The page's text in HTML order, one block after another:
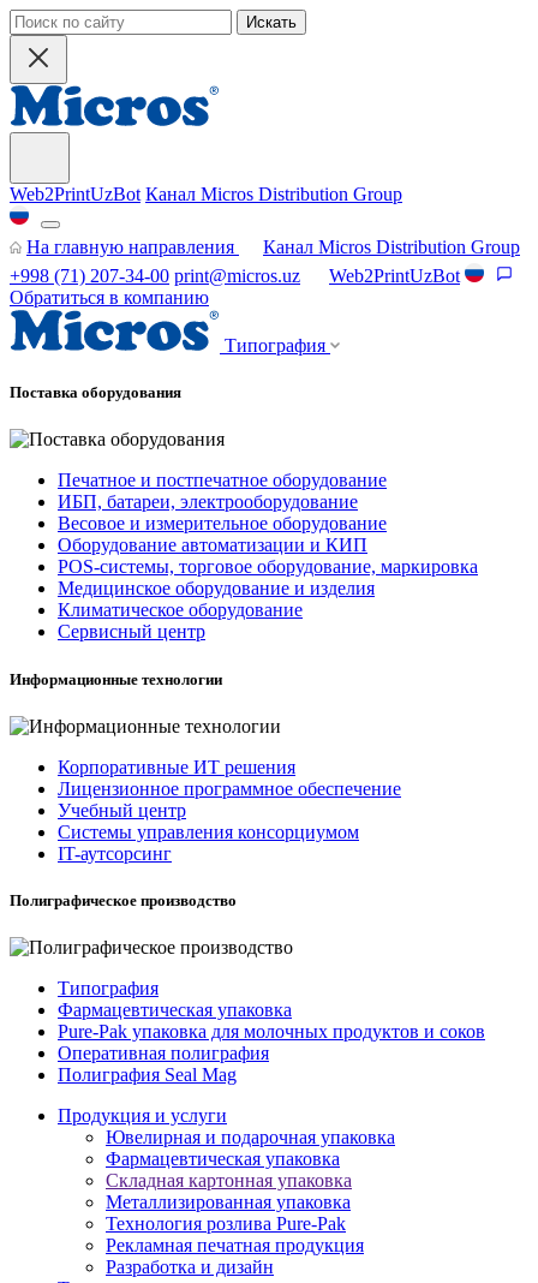
Искать
Web2PrintUzBot Канал Micros Distribution Group
На главную направления
Канал Micros Distribution Group
+998 (71) 207-34-00 print@micros.uz
Web2PrintUzBot
Обратиться в компанию
Типография
Поставка оборудования
Печатное и постпечатное оборудование
ИБП, батареи, электрооборудование
Весовое и измерительное оборудование
Оборудование автоматизации и КИП
POS-системы, торговое оборудование, маркировка
Медицинское оборудование и изделия
Климатическое оборудование
Сервисный центр
Информационные технологии
Корпоративные ИТ решения
Лицензионное программное обеспечение
Учебный центр
Системы управления консорциумом
IT-аутсорсинг
Полиграфическое производство
Типография
Фармацевтическая упаковка
Pure-Pak упаковка для молочных продуктов и соков
Оперативная полиграфия
Полиграфия Seal Mag
Продукция и услуги
Ювелирная и подарочная упаковка
Фармацевтическая упаковка
Складная картонная упаковка
Металлизированная упаковка
Технология розлива Pure-Pak
Рекламная печатная продукция
Разработка и дизайн